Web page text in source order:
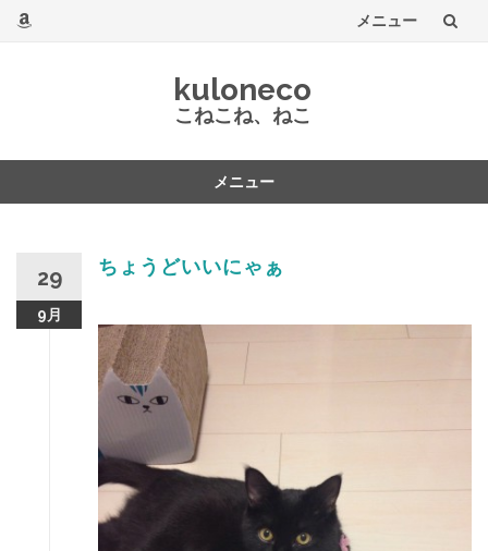
メニュー
kuloneco
こねこね、ねこ
メニュー
29
9月
ちょうどいいにゃぁ